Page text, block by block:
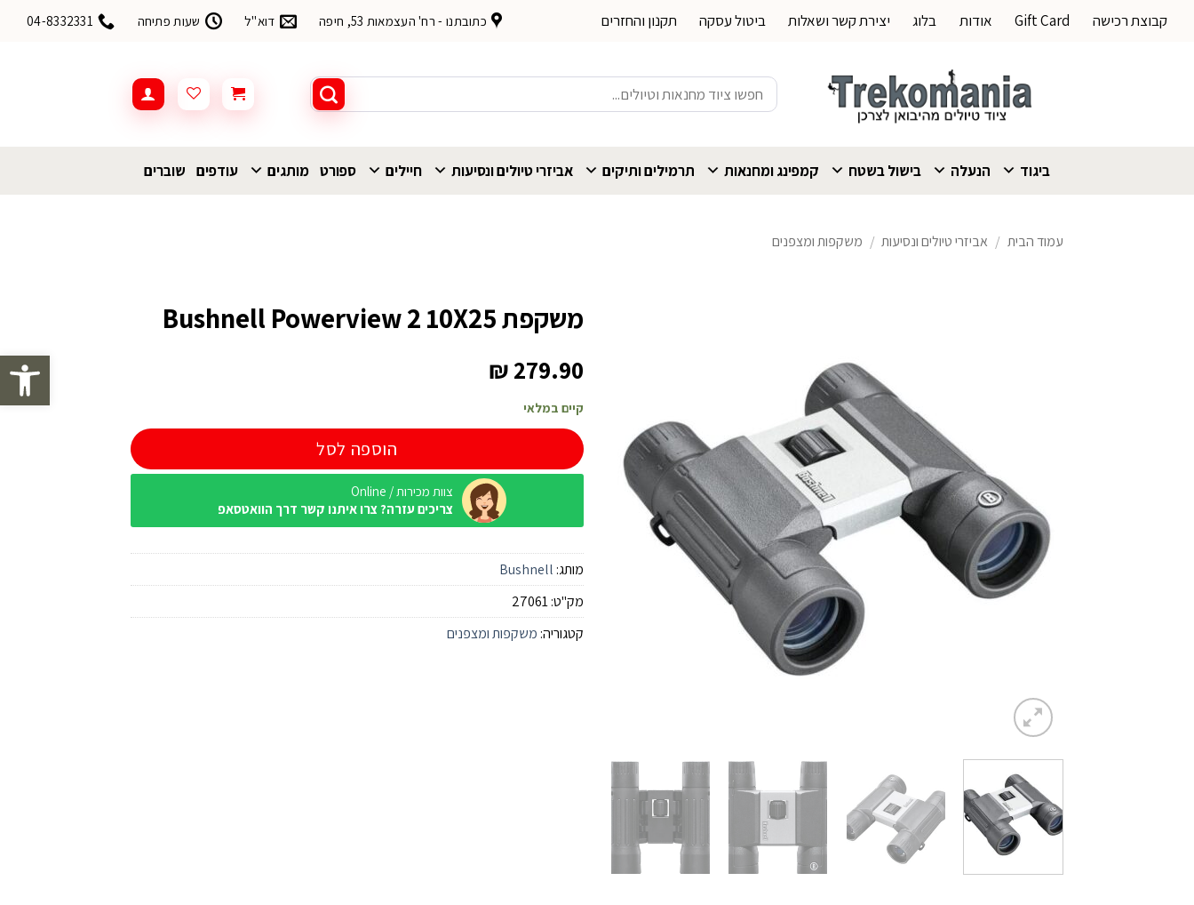
פתח
קבוצת רכישה Gift Card אודות בלוג יצירת קשר ושאלות ביטול עסקה תקנון והחזרים כתובתנו - רח' העצמאות 53, חיפה דוא"ל שעות פתיחה 04-8332331
חיפוש
עבור:
ביגוד הנעלה בישול בשטח קמפינג ומחנאות תרמילים ותיקים אביזרי טיולים ונסיעות חיילים ספורט מותגים עודפים שוברים
עמוד הבית / אביזרי טיולים ונסיעות / משקפות ומצפנים
משקפת Bushnell Powerview 2 10X25
₪279.90
קיים במלאי
הוספה לסל
צוות מכירות / Online
צריכים עזרה? צרו איתנו קשר דרך הוואטסאפ
מותג: Bushnell
מק"ט:27061
קטגוריה: משקפות ומצפנים